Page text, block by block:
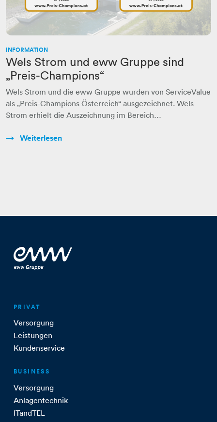
INFORMATION
Wels Strom und eww Gruppe sind
„Preis-Champions“
Wels Strom und die eww Gruppe wurden von ServiceValue
als „Preis-Champions Österreich“ ausgezeichnet. Wels
Strom erhielt die Auszeichnung im Bereich…
Weiterlesen
PRIVAT
Versorgung
Leistungen
Kundenservice
BUSINESS
Versorgung
Anlagentechnik
ITandTEL